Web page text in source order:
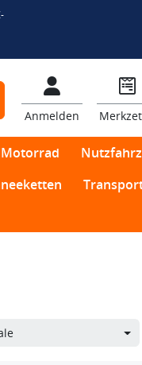
Anmelden
Motorrad